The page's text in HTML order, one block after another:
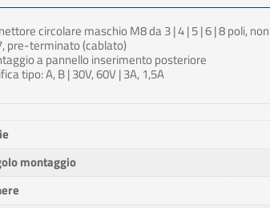
circolare maschio M8 da 3 | 4 | 5 | 6 | 8 poli,
pre-terminato (cablato)
a pannello inserimento posteriore
tipo: A, B | 30V, 60V | 3A, 1,5A
montaggio